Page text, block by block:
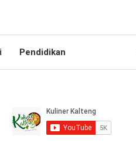
Pendidikan